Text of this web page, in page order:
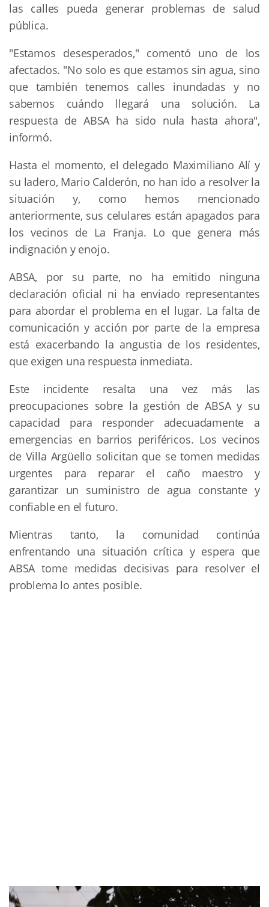
las calles pueda generar problemas de salud
pública.
"Estamos desesperados," comentó uno de los
afectados. "No solo es que estamos sin agua, sino
que también tenemos calles inundadas y no
sabemos cuándo llegará una solución. La
respuesta de ABSA ha sido nula hasta ahora",
informó.
Hasta el momento, el delegado Maximiliano Alí y
su ladero, Mario Calderón, no han ido a resolver la
situación y, como hemos mencionado
anteriormente, sus celulares están apagados para
los vecinos de La Franja. Lo que genera más
indignación y enojo.
ABSA, por su parte, no ha emitido ninguna
declaración oficial ni ha enviado representantes
para abordar el problema en el lugar. La falta de
comunicación y acción por parte de la empresa
está exacerbando la angustia de los residentes,
que exigen una respuesta inmediata.
Este incidente resalta una vez más las
preocupaciones sobre la gestión de ABSA y su
capacidad para responder adecuadamente a
emergencias en barrios periféricos. Los vecinos
de Villa Argüello solicitan que se tomen medidas
urgentes para reparar el caño maestro y
garantizar un suministro de agua constante y
confiable en el futuro.
Mientras tanto, la comunidad continúa
enfrentando una situación crítica y espera que
ABSA tome medidas decisivas para resolver el
problema lo antes posible.